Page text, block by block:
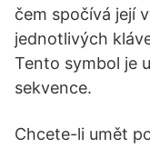
čem spočívá její
jednotlivých
Tento symbol je
sekvence.
Chcete-li umět